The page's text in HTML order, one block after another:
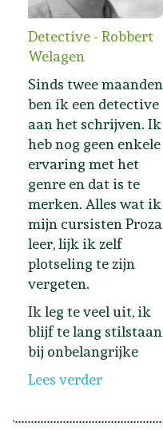
Detective - Robbert
Welagen
Sinds twee maanden
ben ik een detective
aan het schrijven. Ik
heb nog geen enkele
ervaring met het
genre en dat is te
merken. Alles wat ik
mijn cursisten Proza
leer, lijk ik zelf
plotseling te zijn
vergeten.
Ik leg te veel uit, ik
blijf te lang stilstaan
bij onbelangrijke
Lees verder